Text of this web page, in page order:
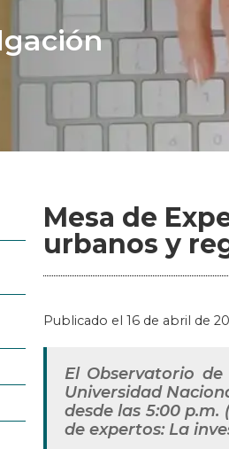
Mesa de
urbanos y
Publicado el 16 de abril de
El Observatorio
Universidad
desde las 5:00
de expertos: La